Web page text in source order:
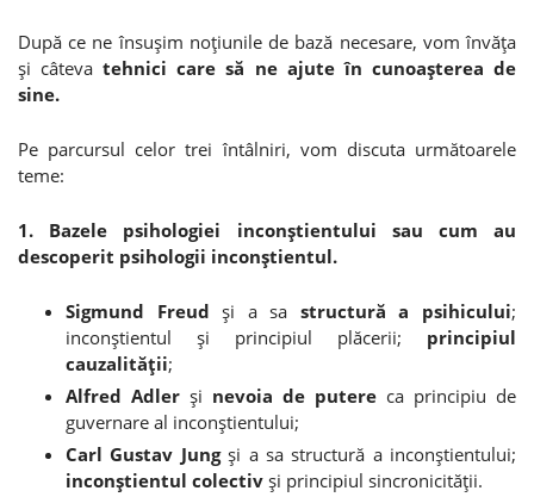
După ce ne însuşim noţiunile de bază necesare, vom învăţa
şi câtevatehnici care să ne ajute în cunoaşterea de
sine.
Pe parcursul celor trei întâlniri, vom discuta următoarele
teme:
1. Bazele psihologiei inconştientului sau cum au
descoperit psihologii inconştientul.
Sigmund Freud şi a sa structură a psihicului;
inconştientul şi principiul plăcerii; principiul
cauzalităţii;
Alfred Adler şi nevoia de putere ca principiu de
guvernare al inconştientului;
Carl Gustav Jungşi a sa structură a inconştientului;
inconştientul colectiv şi principiul sincronicităţii.